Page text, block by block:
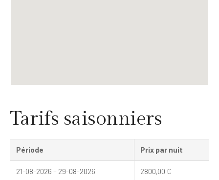
Tarifs saisonniers
Période Prix par nuit
21-08-2026 – 29-08-2026 2800,00 €